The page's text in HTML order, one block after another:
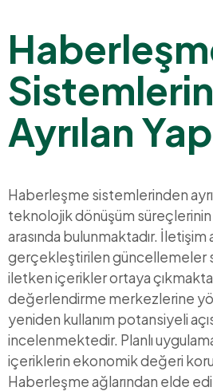
Ayrılan
Haberleşme sistemlerinden
teknolojik dönüşüm süreçlerinin
arasında bulunmaktadır. İletişim
gerçekleştirilen güncellemeler
iletken içerikler ortaya
değerlendirme merkezlerine
yeniden kullanım potansiyeli
incelenmektedir. Planlı
içeriklerin ekonomik değeri
Haberleşme ağlarından elde